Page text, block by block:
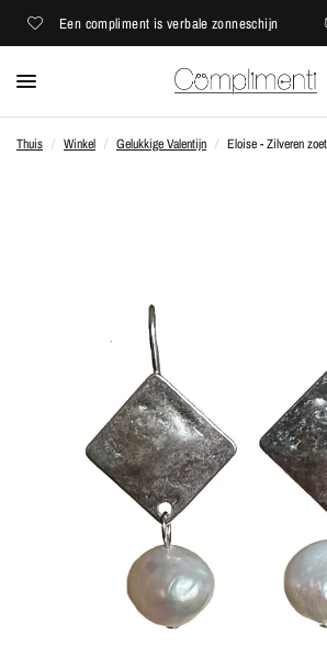
Een compliment is verbale zonneschijn
Thuis / Winkel / Gelukkige Valentijn / Eloise - Zilveren